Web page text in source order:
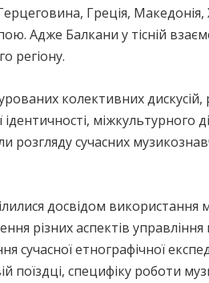
Герцеговина, Греція,
Адже Балкани у тісній
регіону.
колективних
міжкультурного
розгляду сучасних
досвідом використання
різних аспектів
сучасної етнографічної
поїздці, специфіку роботи